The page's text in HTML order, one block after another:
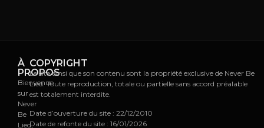
À
PROPOS
Bienvenue
sur
Never
Be
Lied,
COPYRIGHT
Le site ainsi que son contenu sont la propriété exclusive de Never Be
Lied. Toute reproduction, totale ou partielle sans accord préalable
est totalement interdite.
Date d’ouverture du site : 22/12/2010
Date de refonte du site : 16/01/2026